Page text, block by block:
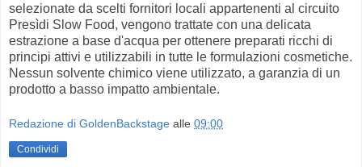
selezionate da scelti fornitori locali appartenenti al circuito
Presìdi Slow Food, vengono trattate con una delicata
estrazione a base d'acqua per ottenere preparati ricchi di
principi attivi e utilizzabili in tutte le formulazioni cosmetiche.
Nessun solvente chimico viene utilizzato, a garanzia di un
prodotto a basso impatto ambientale.
Redazione di GoldenBackstage alle 09:00
Condividi